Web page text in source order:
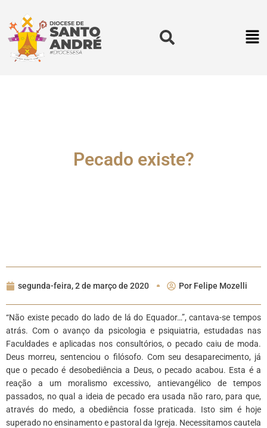
Pecado existe?
segunda-feira, 2 de março de 2020 Por Felipe Mozelli
“Não existe pecado do lado de lá do Equador…”, cantava-se tempos
atrás. Com o avanço da psicologia e psiquiatria, estudadas nas
Faculdades e aplicadas nos consultórios, o pecado caiu de moda.
Deus morreu, sentenciou o filósofo. Com seu desaparecimento, já
que o pecado é desobediência a Deus, o pecado acabou. Esta é a
reação a um moralismo excessivo, antievangélico de tempos
passados, no qual a ideia de pecado era usada não raro, para que,
através do medo, a obediência fosse praticada. Isto sim é hoje
superado no ensinamento e pastoral da Igreja. Necessitamos cautela